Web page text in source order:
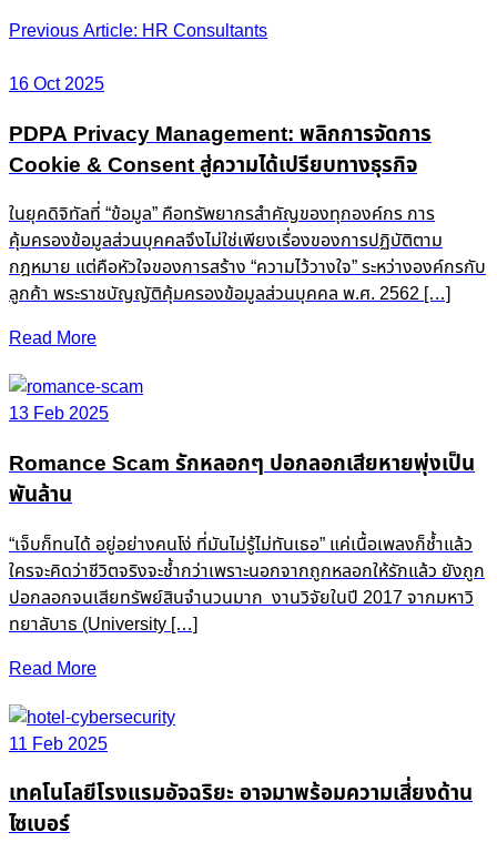
Post
navigation
Previous Article: HR Consultants
16 Oct 2025
PDPA Privacy Management: พลิกการจัดการ
Cookie & Consent สู่ความได้เปรียบทางธุรกิจ
ในยุคดิจิทัลที่ “ข้อมูล” คือทรัพยากรสำคัญของทุกองค์กร การ
คุ้มครองข้อมูลส่วนบุคคลจึงไม่ใช่เพียงเรื่องของการปฏิบัติตาม
กฎหมาย แต่คือหัวใจของการสร้าง “ความไว้วางใจ” ระหว่างองค์กรกับ
ลูกค้า พระราชบัญญัติคุ้มครองข้อมูลส่วนบุคคล พ.ศ. 2562 […]
Read More
13 Feb 2025
Romance Scam รักหลอกๆ ปอกลอกเสียหายพุ่งเป็น
พันล้าน
“เจ็บก็ทนได้ อยู่อย่างคนโง่ ที่มันไม่รู้ไม่ทันเธอ” แค่เนื้อเพลงก็ช้ำแล้ว
ใครจะคิดว่าชีวิตจริงจะช้ำกว่าเพราะนอกจากถูกหลอกให้รักแล้ว ยังถูก
ปอกลอกจนเสียทรัพย์สินจำนวนมาก งานวิจัยในปี 2017 จากมหาวิ
ทยาลับาธ (University […]
Read More
11 Feb 2025
เทคโนโลยีโรงแรมอัจฉริยะ อาจมาพร้อมความเสี่ยงด้าน
ไซเบอร์